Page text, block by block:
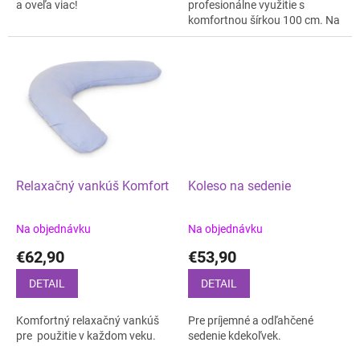
a oveľa viac!
profesionálne využitie s
komfortnou šírkou 100 cm. Na
Pilates, fitness, rehabilitáciu.
Relaxačný vankúš Komfort
Na objednávku
€62,90
DETAIL
Komfortný relaxačný vankúš
pre použitie v každom veku.
Koleso na sedenie
Na objednávku
€53,90
DETAIL
Pre príjemné a odľahčené
sedenie kdekoľvek.